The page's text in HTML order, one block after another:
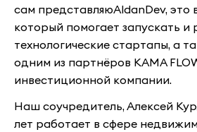
сам представляюAldanDev, это
который помогает запускать и
технологические стартапы, а
одним из партнёров KAMA
инвестиционной компании.
Наш соучредитель, Алексей
лет работает в сфере